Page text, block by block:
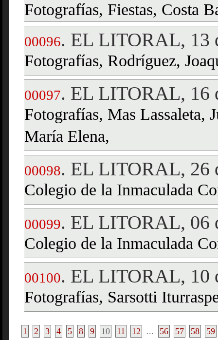
Fotografías, Fiestas, Costa
00096. EL LITORAL, 13
Fotografías, Rodríguez,
00097. EL LITORAL, 16
Fotografías, Mas Lassaleta,
María Elena,
00098. EL LITORAL, 26
Colegio de la Inmaculada
00099. EL LITORAL, 06
Colegio de la Inmaculada
00100. EL LITORAL, 10
Fotografías, Sarsotti
1 2 3 4 5 8 9 10 11 12 ... 56 57 58 59